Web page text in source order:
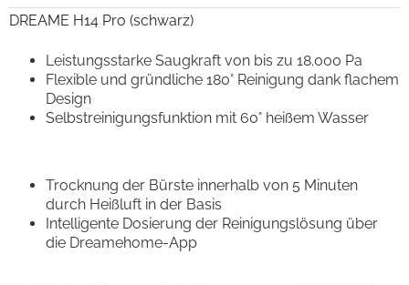
DREAME H14 Pro (schwarz)
Leistungsstarke Saugkraft von bis zu 18.000 Pa
Flexible und gründliche 180° Reinigung dank flachem
Design
Selbstreinigungsfunktion mit 60° heißem Wasser
Trocknung der Bürste innerhalb von 5 Minuten
durch Heißluft in der Basis
Intelligente Dosierung der Reinigungslösung über
die Dreamehome-App